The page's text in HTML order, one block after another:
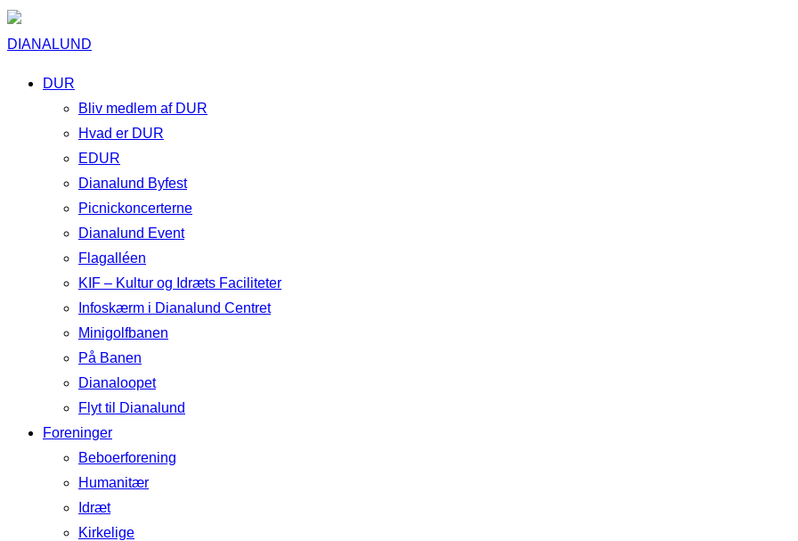
DIANALUND
DUR
Bliv medlem af DUR
Hvad er DUR
EDUR
Dianalund Byfest
Picnickoncerterne
Dianalund Event
Flagalléen
KIF – Kultur og Idræts Faciliteter
Infoskærm i Dianalund Centret
Minigolfbanen
På Banen
Dianaloopet
Flyt til Dianalund
Foreninger
Beboerforening
Humanitær
Idræt
Kirkelige